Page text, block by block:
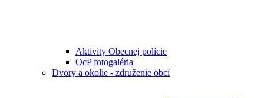
Aktivity Obecnej polície
OcP fotogaléria
Dvory a okolie - združenie obcí